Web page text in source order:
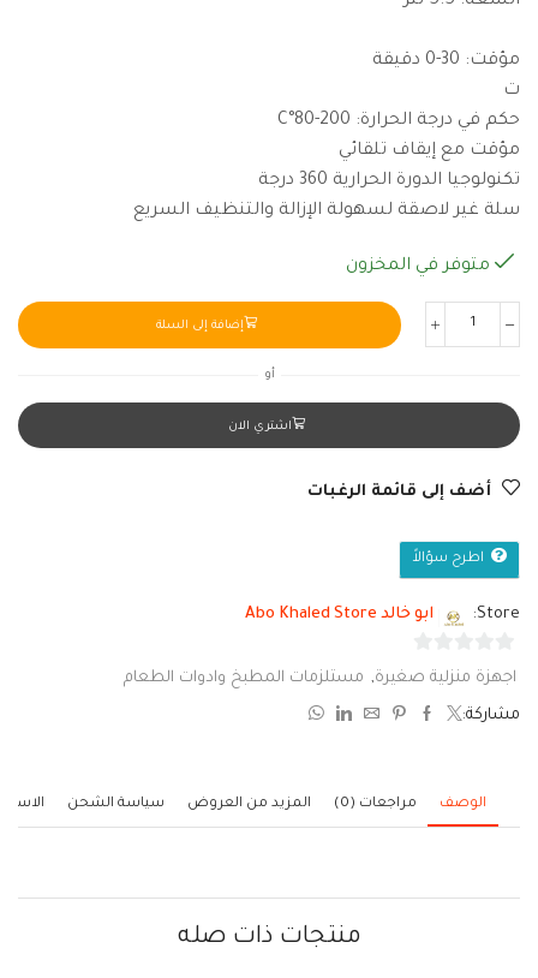
مؤقت: 30-0 دقيقة
ت
حكم في درجة الحرارة: 200-80°C
مؤقت مع إيقاف تلقائي
تكنولوجيا الدورة الحرارية 360 درجة
سلة غير لاصقة لسهولة الإزالة والتنظيف السريع
متوفر في المخزون
إضافة إلى السلة
أو
اشتري الان
أضف إلى قائمة الرغبات
اطرح سؤالاً
Store: ابو خالد Abo Khaled Store
اجهزة منزلية صغيرة, مستلزمات المطبخ وادوات الطعام
مشاركة:
الوصف مراجعات (0) المزيد من العروض سياسة الشحن
منتجات ذات صله